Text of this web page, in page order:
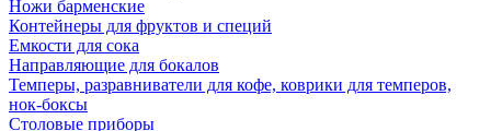
Ножи барменские
Контейнеры для фруктов и специй
Емкости для сока
Направляющие для бокалов
Темперы, разравниватели для кофе, коврики для темперов,
нок-боксы
Столовые приборы